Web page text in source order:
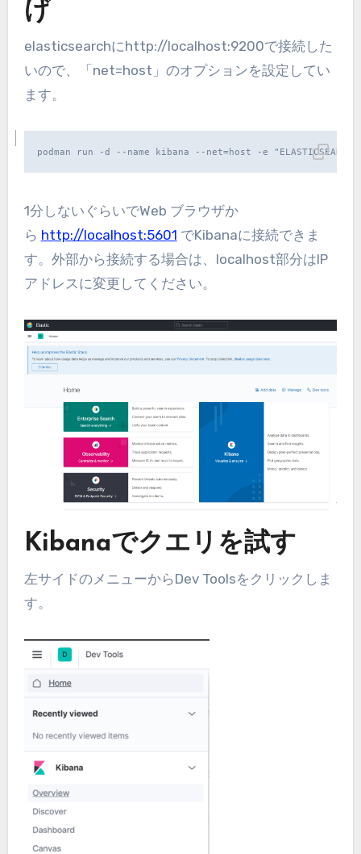
げ
elasticsearchにhttp://localhost:9200で接続した
いので、「net=host」のオプションを設定してい
ます。
podman run -d --name kibana --net=host -e
1分しないぐらいでWeb ブラウザか
ら http://localhost:5601 でKibanaに接続できま
す。外部から接続する場合は、localhost部分はIP
アドレスに変更してください。
Kibanaでクエリを試す
左サイドのメニューからDev Toolsをクリックしま
す。